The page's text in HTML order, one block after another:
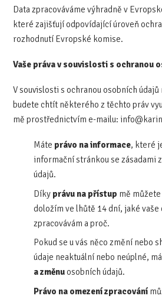
Data zpracováváme výhradně v
které zajišťují odpovídající úroveň
rozhodnutí Evropské komise.
Vaše práva v souvislosti s ochranou
V souvislosti s ochranou osobních údajů
budete chtít některého z těchto práv
mě prostřednictvím e-mailu:
Máte právo na informace, které
informační stránkou se zásadami
údajů.
Díky právu na přístup mě
doložím ve lhůtě 14 dní, jaké vaše
zpracovávám a proč.
Pokud se u vás něco změní nebo
údaje neaktuální nebo neúplné,
a změnuosobních údajů.
Právo na omezenízpracování